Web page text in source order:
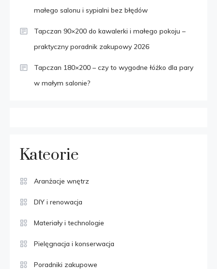
małego salonu i sypialni bez błędów
Tapczan 90×200 do kawalerki i małego pokoju –
praktyczny poradnik zakupowy 2026
Tapczan 180×200 – czy to wygodne łóżko dla pary
w małym salonie?
Kateorie
Aranżacje wnętrz
DIY i renowacja
Materiały i technologie
Pielęgnacja i konserwacja
Poradniki zakupowe